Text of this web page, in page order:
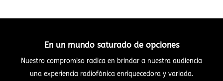
En un mundo saturado de opciones
Nuestro compromiso radica en brindar a nuestra audiencia
una experiencia radiofónica enriquecedora y variada.